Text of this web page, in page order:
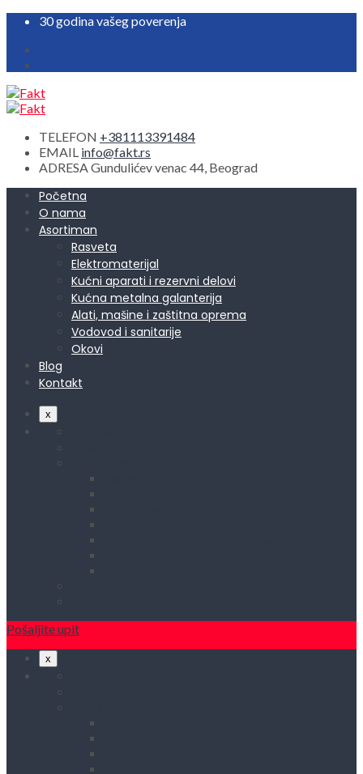
30 godina vašeg poverenja
TELEFON +381113391484
EMAIL info@fakt.rs
ADRESAGundulićev venac 44, Beograd
Početna
O nama
Asortiman
Rasveta
Elektromaterijal
Kućni aparati i rezervni delovi
Kućna metalna galanterija
Alati, mašine i zaštitna oprema
Vodovod i sanitarije
Okovi
Blog
Kontakt
x
Pošaljite upit
x